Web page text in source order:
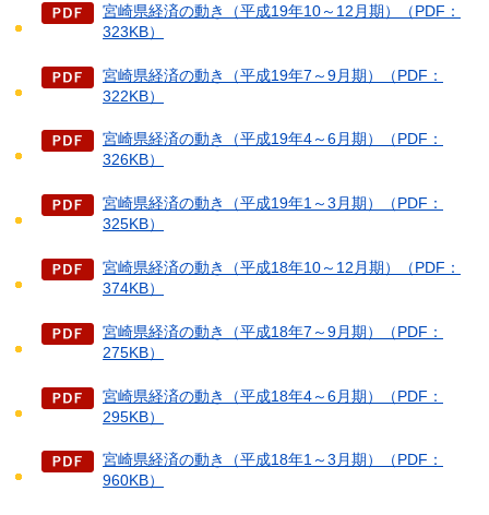
宮崎県経済の動き（平成19年10～12月期）（PDF：
323KB）
宮崎県経済の動き（平成19年7～9月期）（PDF：
322KB）
宮崎県経済の動き（平成19年4～6月期）（PDF：
326KB）
宮崎県経済の動き（平成19年1～3月期）（PDF：
325KB）
宮崎県経済の動き（平成18年10～12月期）（PDF：
374KB）
宮崎県経済の動き（平成18年7～9月期）（PDF：
275KB）
宮崎県経済の動き（平成18年4～6月期）（PDF：
295KB）
宮崎県経済の動き（平成18年1～3月期）（PDF：
960KB）